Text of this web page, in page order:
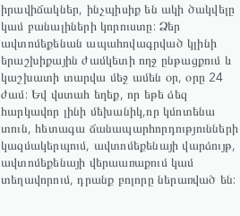
իրավիճակներ, ինչպիսիք են ակի ծակվելը
կամ բանալիների կորուստը: Ձեր
ավտոմեքենան ապահովագրված կլինի
երաշխիքային ժամկետի ողջ ընթացքում և
կաշխատի տարվա մեջ ամեն օր, օրը 24
ժամ: Եվ վստահ եղեք, որ եթե ձեզ
հարկավոր լինի մեխանիկ,որ կմոտենա
տուն, հետագա ճանապարհորդությունների
կազմակերպում, ավտոմեքենայի վարձույթ,
ավտոմեքենայի վերաառաքում կամ
տեղավորում, դրանք բոլորը ներառված են: